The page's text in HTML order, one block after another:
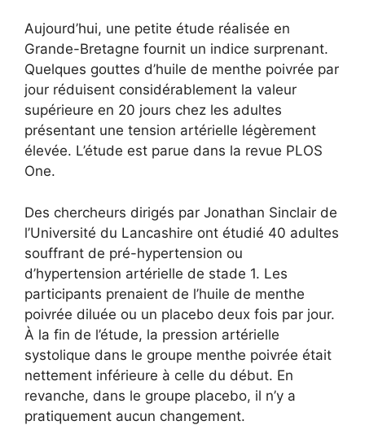
Aujourd’hui, une petite étude réalisée en
Grande-Bretagne fournit un indice surprenant.
Quelques gouttes d’huile de menthe poivrée par
jour réduisent considérablement la valeur
supérieure en 20 jours chez les adultes
présentant une tension artérielle légèrement
élevée. L’étude est parue dans la revue PLOS
One.
Des chercheurs dirigés par Jonathan Sinclair de
l’Université du Lancashire ont étudié 40 adultes
souffrant de pré-hypertension ou
d’hypertension artérielle de stade 1. Les
participants prenaient de l’huile de menthe
poivrée diluée ou un placebo deux fois par jour.
À la fin de l’étude, la pression artérielle
systolique dans le groupe menthe poivrée était
nettement inférieure à celle du début. En
revanche, dans le groupe placebo, il n’y a
pratiquement aucun changement.